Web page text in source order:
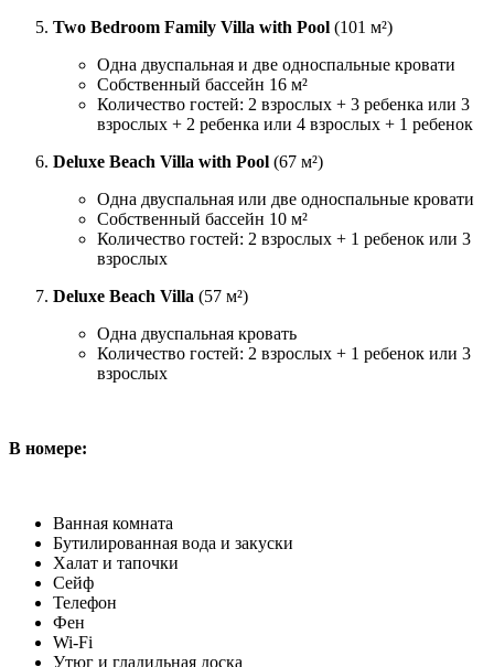
Two Bedroom Family Villa with Pool (101 м²)
Одна двуспальная и две односпальные кровати
Собственный бассейн 16 м²
Количество гостей: 2 взрослых + 3 ребенка или 3
взрослых + 2 ребенка или 4 взрослых + 1 ребенок
Deluxe Beach Villa with Pool (67 м²)
Одна двуспальная или две односпальные кровати
Собственный бассейн 10 м²
Количество гостей: 2 взрослых + 1 ребенок или 3
взрослых
Deluxe Beach Villa (57 м²)
Одна двуспальная кровать
Количество гостей: 2 взрослых + 1 ребенок или 3
взрослых
В номере:
Ванная комната
Бутилированная вода и закуски
Халат и тапочки
Сейф
Телефон
Фен
Wi-Fi
Утюг и гладильная доска